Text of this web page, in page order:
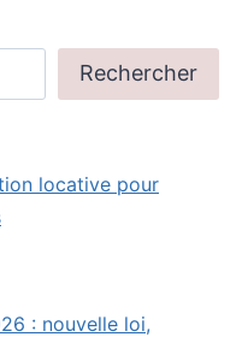
Rechercher
locative pour
: nouvelle loi,